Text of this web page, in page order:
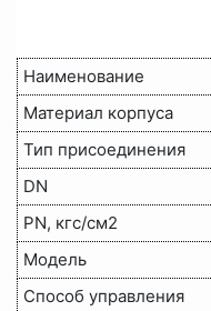
Наименование
Материал корпуса
Тип присоединения
DN
PN, кгс/см2
Модель
Способ управления